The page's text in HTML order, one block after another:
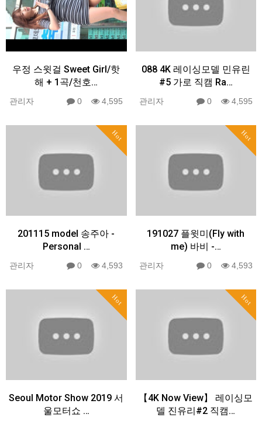
우정 스윗걸 Sweet Girl/핫
해 + 1곡/천호…
관리자 0 4,595
088 4K 레이싱모델 민유린
#5 가로 직캠 Ra…
관리자 0 4,595
Hot
201115 model 송주아 -
Personal …
관리자 0 4,593
Hot
191027 플윗미(Fly with
me) 바비 -…
관리자 0 4,593
Hot
Seoul Motor Show 2019 서
울모터쇼 …
Hot
【4K Now View】 레이싱모
델 진유리#2 직캠…